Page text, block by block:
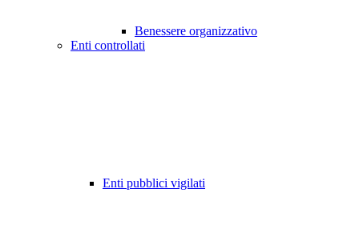
Benessere organizzativo
Enti controllati
Enti pubblici vigilati